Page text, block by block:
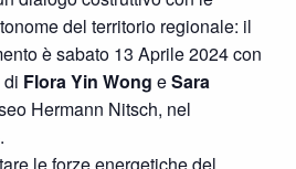
del territorio regionale: il
è sabato 13 Aprile 2024 con
Flora Yin Wong eSara
Hermann Nitsch, nel